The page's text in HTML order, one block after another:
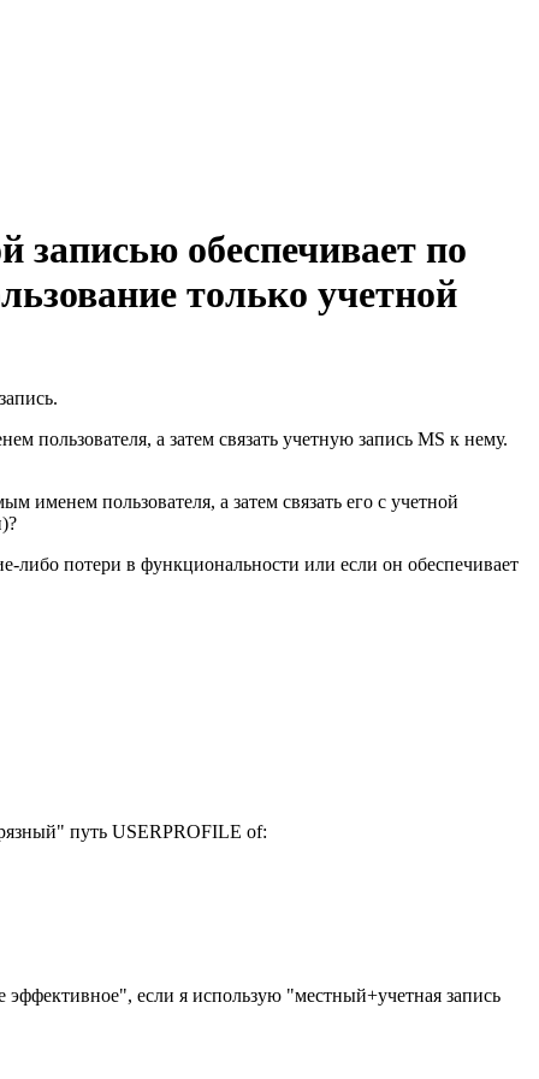
записью обеспечивает по
только учетной
пользователя, а затем связать учетную запись MS к нему.
именем пользователя, а затем связать его с учетной
либо потери в функциональности или если он обеспечивает
путь USERPROFILE of:
если я использую "местный+учетная запись